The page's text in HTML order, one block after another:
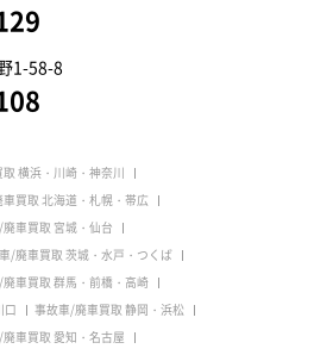
1-58-8
横浜・川崎・神奈川
買取 北海道・札幌・帯広
車買取 宮城・仙台
/廃車買取 茨城・水戸・つくば
車買取 群馬・前橋・高崎
口
事故車/廃車買取 静岡・浜松
車買取 愛知・名古屋